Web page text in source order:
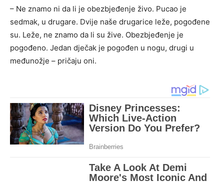
– Ne znamo ni da li je obezbjeđenje živo. Pucao je
sedmak, u drugare. Dvije naše drugarice leže, pogođene
su. Leže, ne znamo da li su žive. Obezbjeđenje je
pogođeno. Jedan dječak je pogođen u nogu, drugi u
međunožje – pričaju oni.